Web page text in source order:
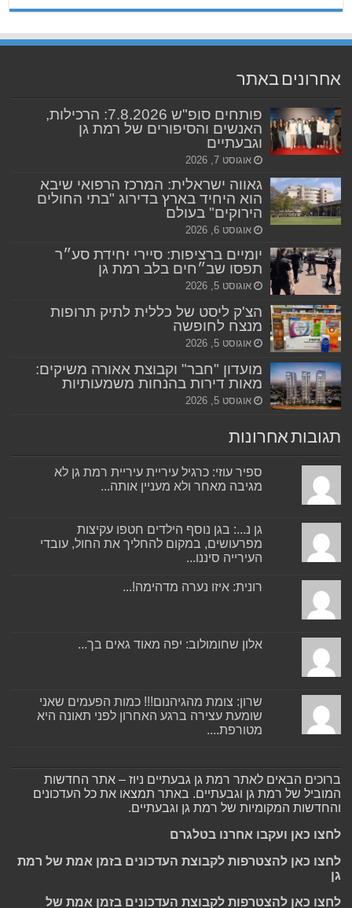
אחרונים באתר
פותחים סופ"ש 7.8.2026: הרכילות,
האנשים והסיפורים של רמת גן
וגבעתיים
אוגוסט 7, 2026
גאווה ישראלית: המרכז הרפואי שיבא
הוא היחיד בארץ בדירוג "בתי החולים
הירוקים" בעולם
אוגוסט 6, 2026
יומיים ברציפות: סיירי יחידת סע״ר
תפסו שב״חים בלב רמת גן
אוגוסט 5, 2026
הצ'ק ליסט של כללית לתיק תרופות
מנצח לחופשה
אוגוסט 5, 2026
מועדון "חבר" וקבוצת אאורה משיקים:
מאות דירות בהנחות משמעותיות
אוגוסט 5, 2026
תגובות אחרונות
ספיר עוזי: כרגיל עיריית עיריית רמת גן לא
מגיבה מאחר ולא מעניין אותה...
גן נ...: בגן נוסף הילדים חטפו עקיצות
מפרעושים, במקום להחליך את החול, עובדי
העירייה סיננו...
רונית: איזו נערה מדהימה!...
אלון שחומולוב: יפה מאוד גאים בך...
שרון: צומת מהגיהנום!!! כמות הפעמים שאני
שומעת עצירה ברגע האחרון לפני תאונה היא
מטורפת....
ברוכים הבאים לאתר רמת גן גבעתיים ניוז – אתר החדשות
המוביל של רמת גן וגבעתיים. באתר תמצאו את כל העדכונים
והחדשות המקומיות של רמת גן וגבעתיים.
לחצו כאן ועקבו אחרנו בטלגרם
לחצו כאן להצטרפות לקבוצת העדכונים בזמן אמת של רמת
גן
לחצו כאן להצטרפות לקבוצת העדכונים בזמן אמת של